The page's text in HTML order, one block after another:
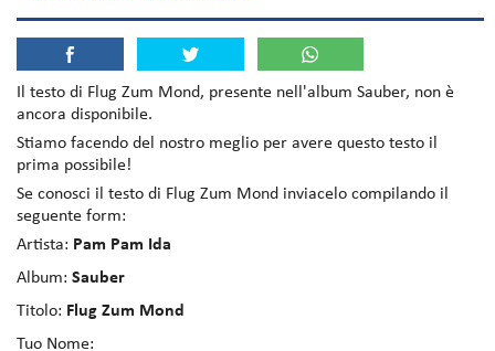
Il testo di Flug Zum Mond, presente nell'album Sauber, non è
ancora disponibile.
Stiamo facendo del nostro meglio per avere questo testo il
prima possibile!
Se conosci il testo di Flug Zum Mond inviacelo compilando il
seguente form:
Artista: Pam Pam Ida
Album: Sauber
Titolo: Flug Zum Mond
Tuo Nome: